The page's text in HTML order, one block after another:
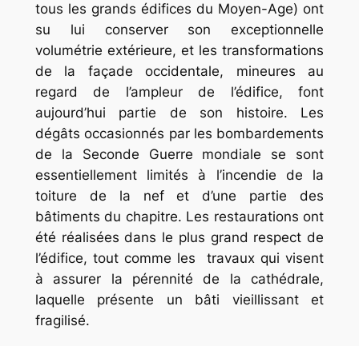
tous les grands édifices du Moyen-Age) ont
su lui conserver son exceptionnelle
volumétrie extérieure, et les transformations
de la façade occidentale, mineures au
regard de l’ampleur de l’édifice, font
aujourd’hui partie de son histoire. Les
dégâts occasionnés par les bombardements
de la Seconde Guerre mondiale se sont
essentiellement limités à l’incendie de la
toiture de la nef et d’une partie des
bâtiments du chapitre. Les restaurations ont
été réalisées dans le plus grand respect de
l’édifice, tout comme les travaux qui visent
à assurer la pérennité de la cathédrale,
laquelle présente un bâti vieillissant et
fragilisé.